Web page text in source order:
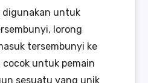
digunakan untuk
lorong
tersembunyi ke
cocok untuk pemain
sesuatu yang unik